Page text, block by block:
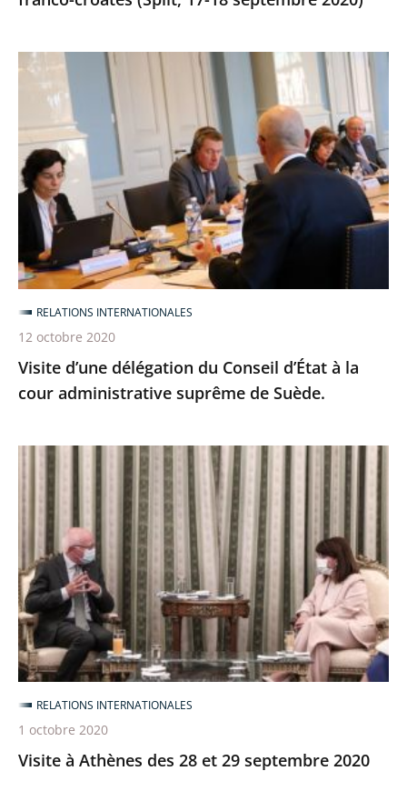
Visite
d’une
délégation
du
Conseil
d’État
cour
administrative
suprême
de
Suède.
Visite d’une délégation du Conseil d’État à la
cour administrative suprême de Suède.
RELATIONS INTERNATIONALES
12 octobre 2020
Visite
Athènes
28
et
29
septembre
2020
Visite à Athènes des 28 et 29 septembre 2020
RELATIONS INTERNATIONALES
1 octobre 2020